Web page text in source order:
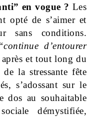
en vogue ? Les
opté de s’aimer et
sans conditions.
d’entourer
et tout long du
la stressante fête
s’adossant sur le
dos au souhaitable
démystifiée,